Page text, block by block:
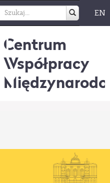
EN
Centrum
Współpracy